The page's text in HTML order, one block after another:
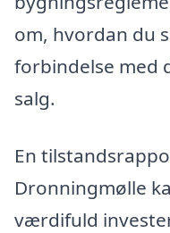
om, hvordan du
forbindelse med
salg.
En
Dronningmølle
værdifuld